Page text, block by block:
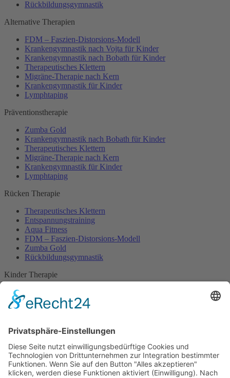
Rückbildungsgymnastik
Alternative Therapien
FDM – Faszien-Distorsions-Modell
Krankengymnastik nach Vojta für Kinder
Krankengymnastik nach Bobath für Kinder
Therapeutisches Klettern
Migräne-Therapie nach Kern
Krankengymnastik für Kinder
Lymphtaping
Präventionstherapie
Zumba Gold
Krankengymnastik nach Bobath für Kinder
Therapeutisches Klettern
Migräne-Therapie nach Kern
Krankengymnastik für Kinder
Lymphtaping
Rücken Therapie
Therapeutisches Klettern
Entspannungstraining
Aqua Fitness
FDM – Faszien-Distorsions-Modell
Zumba Gold
Rückbildungsgymnastik
Kinder Therapie
Krankengymnastik nach Bobath für Kinder
Krankengymnastik für Kinder
Therapeuten
Kontakt
Karriere
Förderung
Sponsoring
Potsdamer Adventsturmblasen